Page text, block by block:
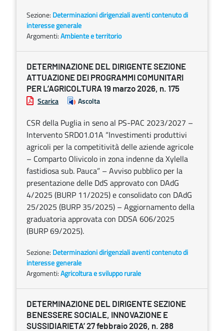
Sezione: Determinazioni dirigenziali aventi contenuto di
interesse generale
Argomenti:Ambiente e territorio
DETERMINAZIONE DEL DIRIGENTE SEZIONE
ATTUAZIONE DEI PROGRAMMI COMUNITARI
PER L’AGRICOLTURA 19 marzo 2026, n. 175
Scarica Ascolta
CSR della Puglia in seno al PS-PAC 2023/2027 –
Intervento SRD01.01A “Investimenti produttivi
agricoli per la competitività delle aziende agricole
– Comparto Olivicolo in zona indenne da Xylella
fastidiosa sub. Pauca” – Avviso pubblico per la
presentazione delle DdS approvato con DAdG
4/2025 (BURP 11/2025) e consolidato con DAdG
25/2025 (BURP 35/2025) – Aggiornamento della
graduatoria approvata con DDSA 606/2025
(BURP 69/2025).
Sezione: Determinazioni dirigenziali aventi contenuto di
interesse generale
Argomenti:Agricoltura e sviluppo rurale
DETERMINAZIONE DEL DIRIGENTE SEZIONE
BENESSERE SOCIALE, INNOVAZIONE E
SUSSIDIARIETA’ 27 febbraio 2026, n. 288